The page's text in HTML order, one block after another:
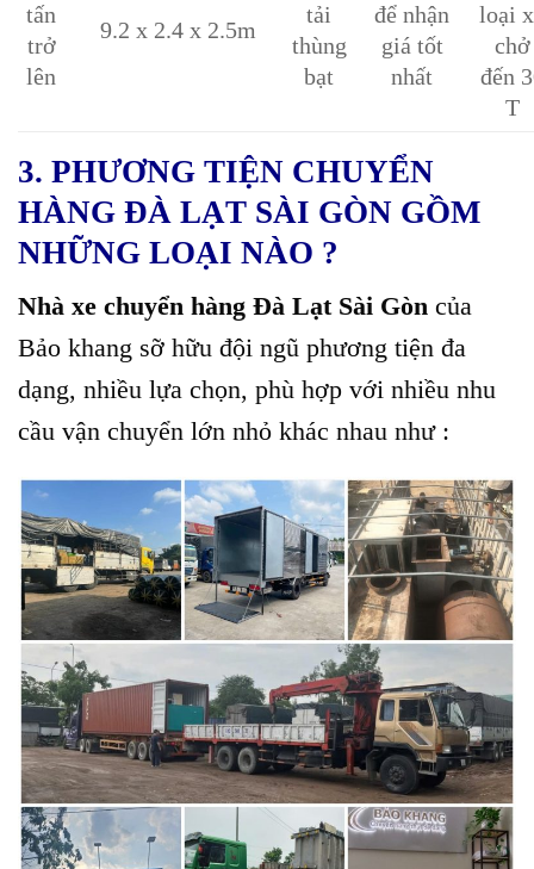
tấn
trở
lên
9.2 x 2.4 x 2.5m
tải
thùng
bạt
để nhận
giá tốt
nhất
loại
chở
đến
T
3. PHƯƠNG TIỆN CHUYỂN
HÀNG ĐÀ LẠT SÀI GÒN GỒM
NHỮNG LOẠI NÀO ?
Nhà xe chuyển hàng Đà Lạt Sài Gòn của
Bảo khang sỡ hữu đội ngũ phương tiện đa
dạng, nhiều lựa chọn, phù hợp với nhiều nhu
cầu vận chuyển lớn nhỏ khác nhau như :